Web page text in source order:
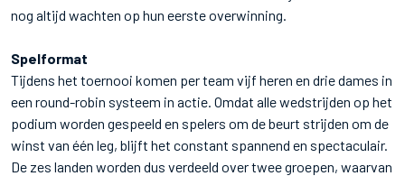
nog altijd wachten op hun eerste overwinning.
Spelformat
Tijdens het toernooi komen per team vijf heren en drie dames in
een round-robin systeem in actie. Omdat alle wedstrijden op het
podium worden gespeeld en spelers om de beurt strijden om de
winst van één leg, blijft het constant spannend en spectaculair.
De zes landen worden dus verdeeld over twee groepen, waarvan